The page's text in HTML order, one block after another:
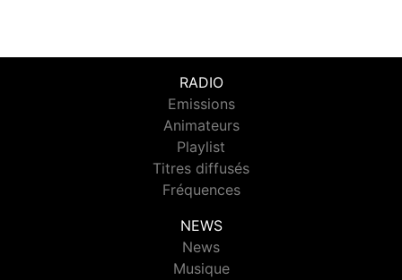
RADIO
Emissions
Animateurs
Playlist
Titres diffusés
Fréquences
NEWS
News
Musique